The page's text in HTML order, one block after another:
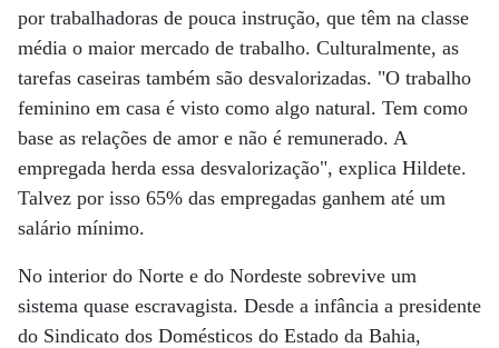
por trabalhadoras de pouca instrução, que têm na classe
média o maior mercado de trabalho. Culturalmente, as
tarefas caseiras também são desvalorizadas. "O trabalho
feminino em casa é visto como algo natural. Tem como
base as relações de amor e não é remunerado. A
empregada herda essa desvalorização", explica Hildete.
Talvez por isso 65% das empregadas ganhem até um
salário mínimo.
No interior do Norte e do Nordeste sobrevive um
sistema quase escravagista. Desde a infância a presidente
do Sindicato dos Domésticos do Estado da Bahia,